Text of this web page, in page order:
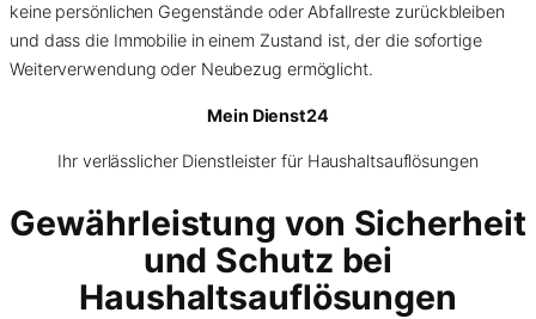
keine persönlichen Gegenstände oder Abfallreste zurückbleiben
und dass die Immobilie in einem Zustand ist, der die sofortige
Weiterverwendung oder Neubezug ermöglicht.
Mein Dienst24
Ihr verlässlicher Dienstleister für Haushaltsauflösungen
Gewährleistung von Sicherheit
und Schutz bei
Haushaltsauflösungen